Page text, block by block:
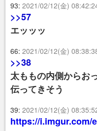
93: 2021/02/12(金)
>>57
エッッッ
66: 2021/02/12(金)
>>38
太ももの内側からお
伝ってきそう
39: 2021/02/12(金)
https://i.imgur.com/